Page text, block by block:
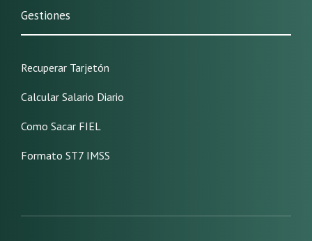
Gestiones
Recuperar Tarjetón
Calcular Salario Diario
Como Sacar FIEL
Formato ST7 IMSS